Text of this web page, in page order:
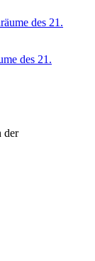
des 21.
der